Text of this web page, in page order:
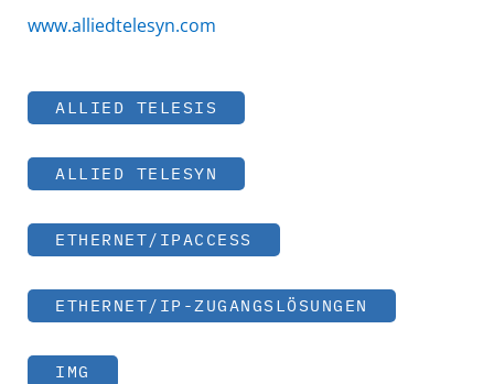
www.alliedtelesyn.com
ALLIED TELESIS
ALLIED TELESYN
ETHERNET/IPACCESS
ETHERNET/IP-ZUGANGSLÖSUNGEN
IMG